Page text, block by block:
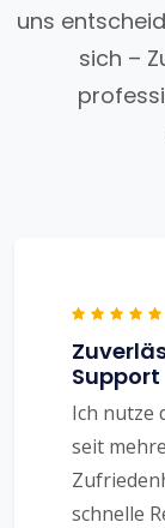
uns
sich –
Support
Ich nutze
seit
schnelle